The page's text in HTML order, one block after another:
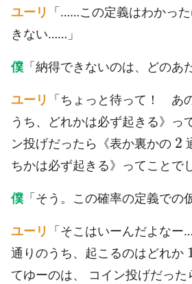
ユーリ 「……この定義はわかっ
きない……」
僕 「納得できないのは、どのあ
ユーリ 「ちょっと待って！ あ
うち、どれかは必ず起きる》っ
ン投げだったら《表か裏かの
2
ちかは必ず起きる》ってことで
僕 「そう。この確率の定義での
ユーリ 「そこはいーんだよな
通りのうち、起こるのはどれか
てゆーのは、 コイン投げだっ